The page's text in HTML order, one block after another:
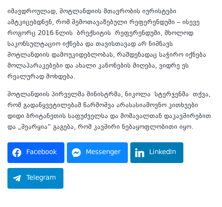
იმავდროულად, შოტლანდიის მთავრობის იურისტები
ამტკიცებდნენ, რომ შემოთავაზებული რეფერენდუმი – ისევე
როგორც 2016 წლის ბრექსიტის რეფერენდუმი, მხოლოდ
საკონსულტაციო იქნება და თავისთავად არ ნიშნავს
შოტლანდიის დამოუკიდებლობას, რამდენადაც საჭირო იქნება
მოლაპარაკებები და ახალი კანონების მიღება, ვიდრე ეს
რეალურად მოხდება.
შოტლანდიის პირველმა მინისტრმა, ნიკოლა სტერჯენმა თქვა,
რომ გადაწყვეტილებამ წარმოშვა არასასიამოვნო კითხვები
დიდი ბრიტანეთის საფუძველსა და მომავალთან დაკავშირებით
და „შეარყია“ გაგება, რომ კავშირი ნებაყოფლობითი იყო.
Facebook Messenger LinkedIn
Telegram